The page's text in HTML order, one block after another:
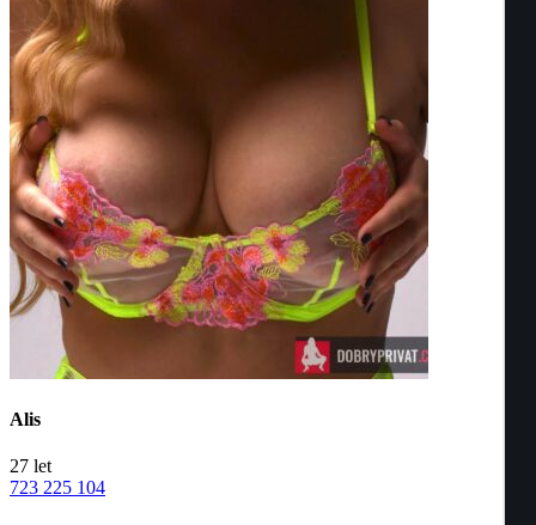
Alis
27 let
723 225 104